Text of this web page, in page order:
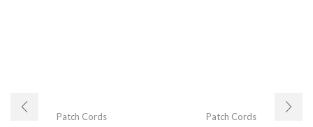
Patch Cords Patch Cords